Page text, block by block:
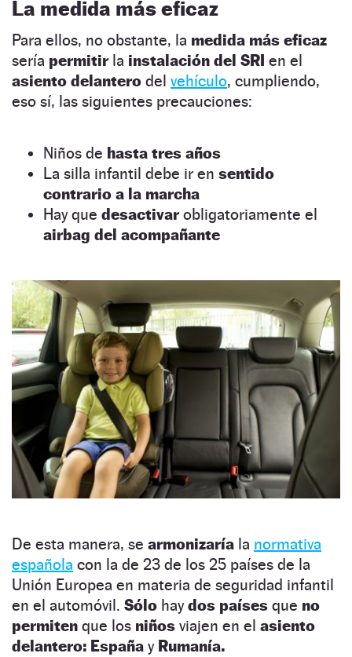
La medida más eficaz
Para ellos, no obstante, la medida más eficaz
sería permitir la instalación del SRI en el
asiento delantero del vehículo, cumpliendo,
eso sí, las siguientes precauciones:
Niños de hasta tres años
La silla infantil debe ir en sentido
contrario a la marcha
Hay que desactivarobligatoriamente el
airbag del acompañante
De esta manera, se armonizaría la normativa
española con la de 23 de los 25 países de la
Unión Europea en materia de seguridad infantil
en el automóvil. Sólo haydos países que no
permiten que los niños viajen en el asiento
delantero: España y Rumanía.